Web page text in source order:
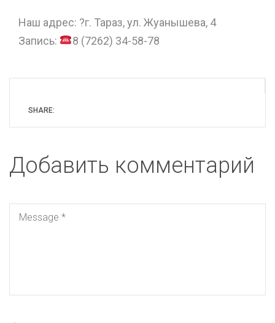
Наш адрес: ?г. Тараз, ул. Жуанышева, 4
Запись:
8 (7262) 34-58-78
SHARE:
Добавить комментарий